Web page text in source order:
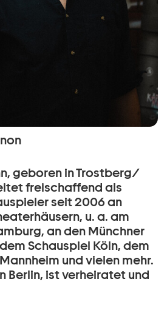
geboren in Trostberg/
freischaffend als
seit 2006 an
u. a. am
an den Münchner
Schauspiel Köln, dem
und vielen mehr.
Berlin, ist verheiratet und